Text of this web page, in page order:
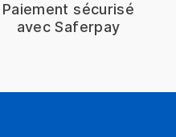
Paiement sécurisé
avec Saferpay